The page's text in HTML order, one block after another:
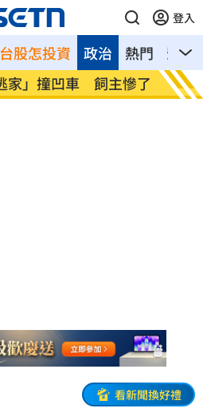
登入
台股怎投資 熱門 影音
政治
家」撞凹車 飼主慘了
他吃
命
看新聞換好禮